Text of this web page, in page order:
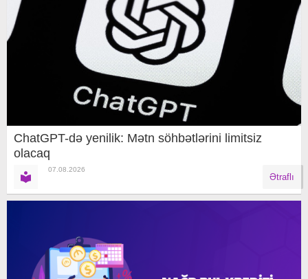
ChatGPT-də yenilik: Mətn söhbətlərini limitsiz
olacaq
07.08.2026
Ətraflı